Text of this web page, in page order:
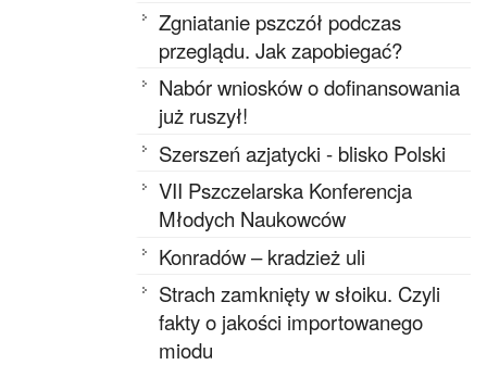
Zgniatanie pszczół podczas
przeglądu. Jak zapobiegać?
Nabór wniosków o dofinansowania
już ruszył!
Szerszeń azjatycki - blisko Polski
VII Pszczelarska Konferencja
Młodych Naukowców
Konradów – kradzież uli
Strach zamknięty w słoiku. Czyli
fakty o jakości importowanego
miodu